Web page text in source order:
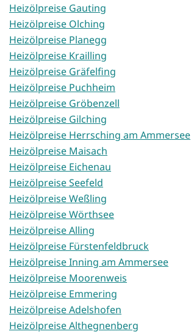
Heizölpreise Gauting
Heizölpreise Olching
Heizölpreise Planegg
Heizölpreise Krailling
Heizölpreise Gräfelfing
Heizölpreise Puchheim
Heizölpreise Gröbenzell
Heizölpreise Gilching
Heizölpreise Herrsching am Ammersee
Heizölpreise Maisach
Heizölpreise Eichenau
Heizölpreise Seefeld
Heizölpreise Weßling
Heizölpreise Wörthsee
Heizölpreise Alling
Heizölpreise Fürstenfeldbruck
Heizölpreise Inning am Ammersee
Heizölpreise Moorenweis
Heizölpreise Emmering
Heizölpreise Adelshofen
Heizölpreise Althegnenberg